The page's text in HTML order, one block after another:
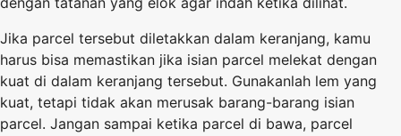
Jika parcel tersebut diletakkan dalam keranjang, kamu
harus bisa memastikan jika isian parcel melekat dengan
kuat di dalam keranjang tersebut. Gunakanlah lem yang
kuat, tetapi tidak akan merusak barang-barang isian
parcel. Jangan sampai ketika parcel di bawa, parcel